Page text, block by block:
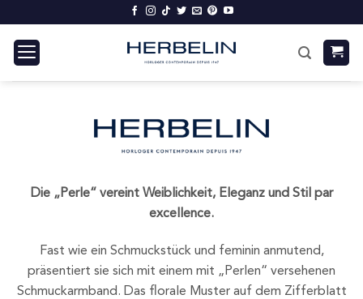
springen
Die „Perle“ vereint Weiblichkeit, Eleganz und Stil par
excellence.
Fast wie ein Schmuckstück und feminin anmutend,
präsentiert sie sich mit einem mit „Perlen“ versehenen
Schmuckarmband. Das florale Muster auf dem Zifferblatt